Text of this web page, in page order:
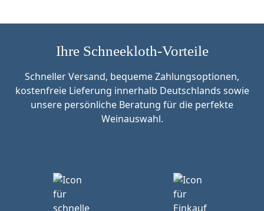
Ihre Schneekloth-Vorteile
Schneller Versand, bequeme Zahlungsoptionen,
kostenfreie Lieferung innerhalb Deutschlands sowie
unsere persönliche Beratung für die perfekte
Weinauswahl.